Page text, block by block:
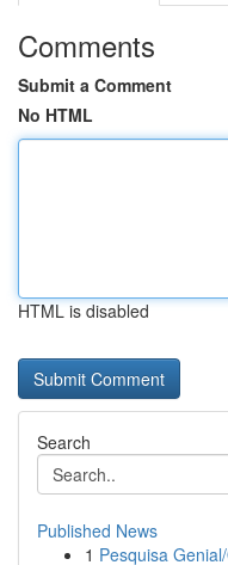
Comments
Submit a Comment
No HTML
HTML is disabled
Search
Published News
1 Pesquisa